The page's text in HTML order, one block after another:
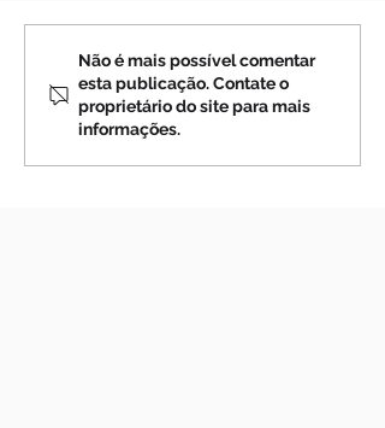
Imagem de Nossa
Senhora permanece
intacta após incêndio
em residência no
interior de Paulo Frontin
Não é mais possível comentar
esta publicação. Contate o
proprietário do site para mais
informações.